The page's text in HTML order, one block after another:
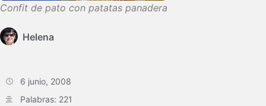
Confit de pato con patatas panadera
Helena
6 junio, 2008
Palabras: 221